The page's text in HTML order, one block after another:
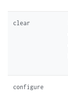
clear
configure